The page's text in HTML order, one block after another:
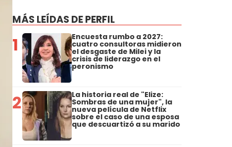
MÁS LEÍDAS DE PERFIL
1 Encuesta rumbo a 2027:
cuatro consultoras midieron
el desgaste de Milei y la
crisis de liderazgo en el
peronismo
2 La historia real de "Elize:
Sombras de una mujer", la
nueva película de Netflix
sobre el caso de una esposa
que descuartizó a su marido